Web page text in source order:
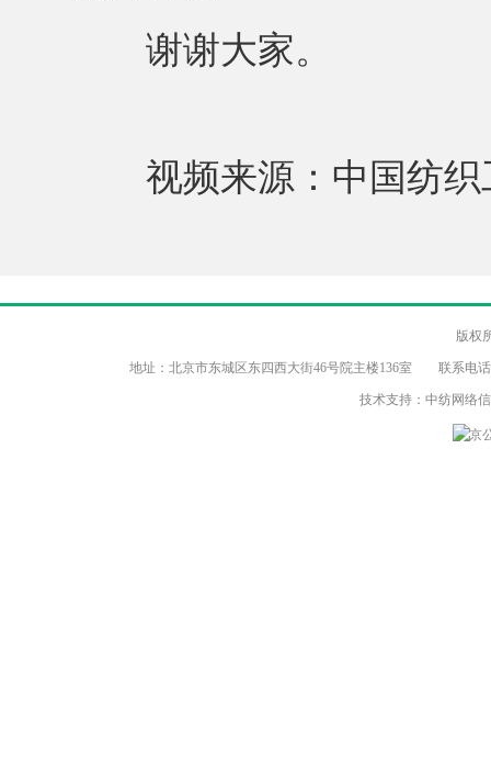
谢谢大家。
视频来源：中国纺织
版权
地址：北京市东城区东四西大街46号院主楼136室 联系电
技术支持：中纺网络
京